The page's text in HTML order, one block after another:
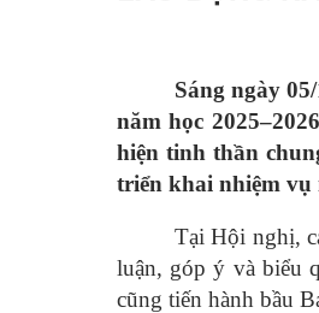
Sáng ngày
năm học
hiện tinh thần
triển khai nhiệm vụ
Tại Hội nghị,
luận, góp ý và biểu
cũng tiến hành bầu